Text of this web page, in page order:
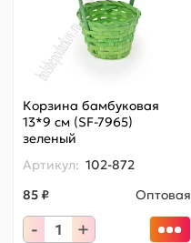
Корзина бамбуковая
13*9 см (SF-7965)
зеленый
Артикул: 102-872
85 ₽
Оптовая
- +